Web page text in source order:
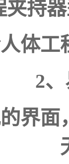
夹持
体工
2
界面